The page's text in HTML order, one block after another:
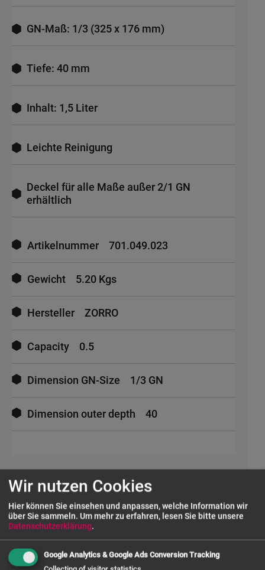
GN-Maß: 1/3 (325 x 176 mm)
Tiefe: 40 mm
Inhalt: 1,5 Liter
Leichte Reinigung
Deckel für alle Maße außer 2/1 GN
erhältlich
Informationen
Artikelnummer 701.049.023
Gewicht 5.20 Kgs
Hersteller ZORRO
Capacity 0.5
Dimension GN-Size 1/3 GN
Dimension outer depth 40
UNSERE SERVICES
FRAGE ZUM PRODUKT
Wir nutzen Cookies
Hier können Sie einsehen und anpassen, welche Information wir
über Sie sammeln. Um mehr zu erfahren, lesen Sie bitte unsere
Datenschutzerklärung.
Google Analytics & Google Ads Conversion Tracking